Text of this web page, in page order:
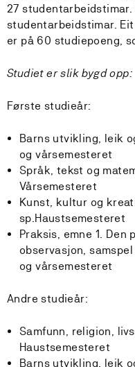
27
studentarbeidstimar.
er på 60 studiepoeng,
Studiet er slik bygd opp:
Første studieår:
Barns utvikling, leik
og vårsemesteret
Språk, tekst og
Vårsemesteret
Kunst, kultur og
sp.Haustsemesteret
Praksis, emne 1. Den
observasjon,
og vårsemesteret
Andre studieår:
Samfunn, religion,
Haustsemesteret
Barns utvikling, leik